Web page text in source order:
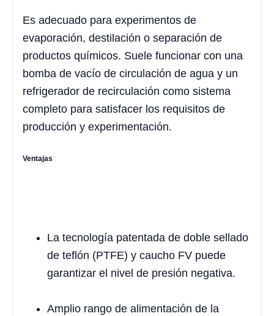
Es adecuado para experimentos de
evaporación, destilación o separación de
productos químicos. Suele funcionar con una
bomba de vacío de circulación de agua y un
refrigerador de recirculación como sistema
completo para satisfacer los requisitos de
producción y experimentación.
Ventajas
La tecnología patentada de doble sellado
de teflón (PTFE) y caucho FV puede
garantizar el nivel de presión negativa.
Amplio rango de alimentación de la